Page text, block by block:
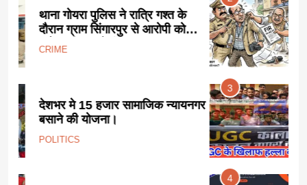
आधी रात FIR से गरमाया छतरपुर:
पत्रकार पर कार्रवाई को लेकर सियासी
साजिश के आरोप, प्रेस जगत में
यूजीसी कानून के विरोध में सवर्ण समाज
ने किया प्रदर्शन, तहसील में सौंपा